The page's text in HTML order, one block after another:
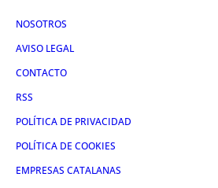
NOSOTROS
AVISO LEGAL
CONTACTO
RSS
POLÍTICA DE PRIVACIDAD
POLÍTICA DE COOKIES
EMPRESAS CATALANAS